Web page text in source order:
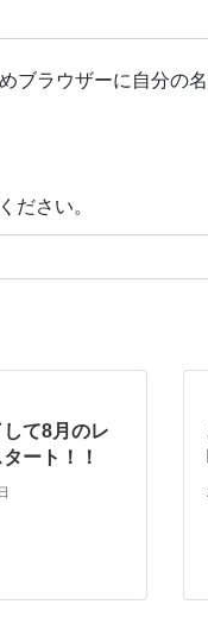
ブラウザーに自分の
ださい。
て8月のレ
ート！！